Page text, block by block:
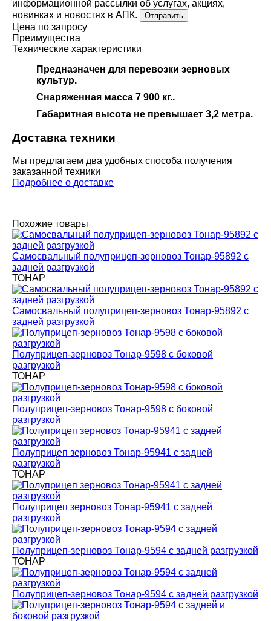
информационной рассылки об услугах, акциях,
новинках и новостях в АПК.
Отправить
Цена по запросу
Преимущества
Технические характеристики
Предназначен для перевозки зерновых
культур.
Снаряженная масса 7 900 кг..
Габаритная высота не превышает 3,2 метра.
Доставка техники
Мы предлагаем два удобных способа получения
заказанной техники
Подробнее о доставке
Похожие товары
Самосвальный полуприцеп-зерновоз Тонар-95892 с
задней разгрузкой
ТОНАР
Самосвальный полуприцеп-зерновоз Тонар-95892 с
задней разгрузкой
Полуприцеп-зерновоз Тонар-9598 с боковой
разгрузкой
ТОНАР
Полуприцеп-зерновоз Тонар-9598 с боковой
разгрузкой
Полуприцеп зерновоз Тонар-95941 с задней
разгрузкой
ТОНАР
Полуприцеп зерновоз Тонар-95941 с задней
разгрузкой
Полуприцеп-зерновоз Тонар-9594 с задней разгрузкой
ТОНАР
Полуприцеп-зерновоз Тонар-9594 с задней разгрузкой